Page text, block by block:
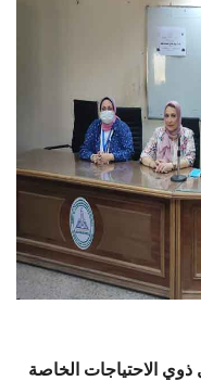
تواصل معنا
الطلاب
هيئة التدريس
الدراسات العليا
ذوي الاحتياجات الخاصة